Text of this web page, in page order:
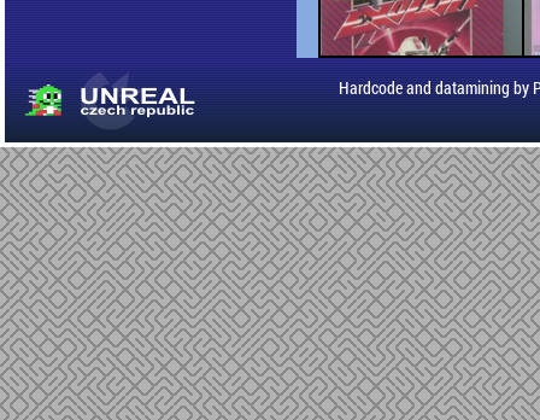
Hardcode and datamining by